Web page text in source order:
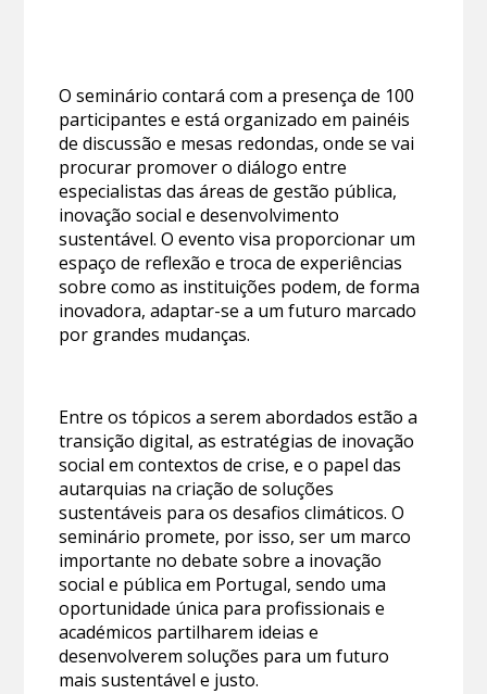
O seminário contará com a presença de 100
participantes e está organizado em painéis
de discussão e mesas redondas, onde se vai
procurar promover o diálogo entre
especialistas das áreas de gestão pública,
inovação social e desenvolvimento
sustentável. O evento visa proporcionar um
espaço de reflexão e troca de experiências
sobre como as instituições podem, de forma
inovadora, adaptar-se a um futuro marcado
por grandes mudanças.
Entre os tópicos a serem abordados estão a
transição digital, as estratégias de inovação
social em contextos de crise, e o papel das
autarquias na criação de soluções
sustentáveis para os desafios climáticos. O
seminário promete, por isso, ser um marco
importante no debate sobre a inovação
social e pública em Portugal, sendo uma
oportunidade única para profissionais e
académicos partilharem ideias e
desenvolverem soluções para um futuro
mais sustentável e justo.